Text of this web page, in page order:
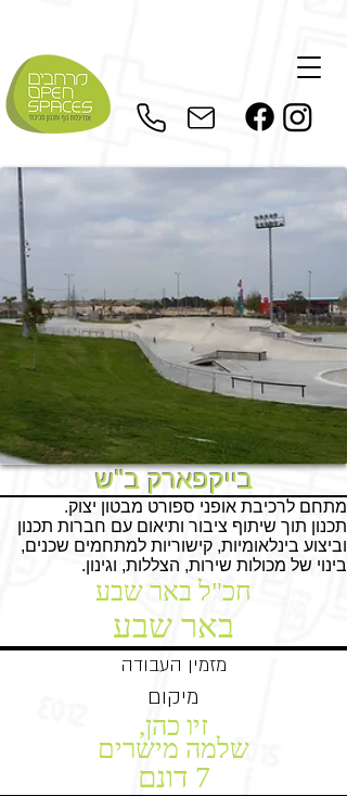
בייקפארק ב"ש
מתחם לרכיבת אופני ספורט מבטון יצוק.
תכנון תוך שיתוף ציבור ותיאום עם חברות תכנון
וביצוע בינלאומיות, קישוריות למתחמים שכנים,
בינוי של מכולות שירות, הצללות, וגינון.
חכ"ל באר שבע
באר שבע
מזמין העבודה
מיקום
זיו כהן,
שלמה מישרים
7 דונם